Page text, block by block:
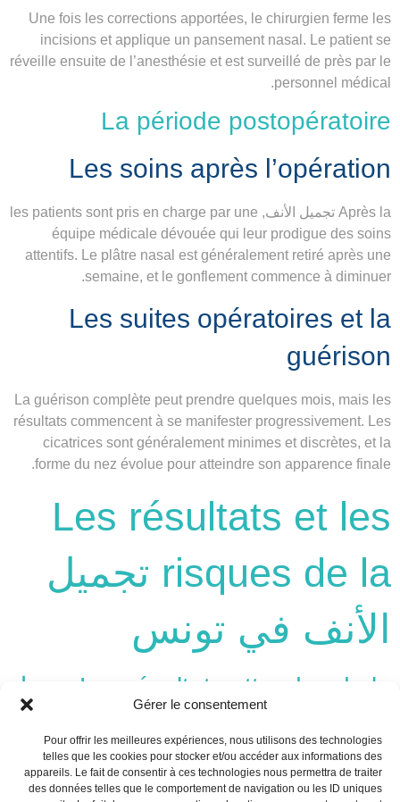
Gérer le consentement
Pour offrir les meilleures expériences, nous utilisons des technologies
telles que les cookies pour stocker et/ou accéder aux informations des
appareils. Le fait de consentir à ces technologies nous permettra de traiter
des données telles que le comportement de navigation ou les ID uniques
Une fois les corrections apportées, le chirurgien ferme les
incisions et applique un pansement nasal. Le patient se
réveille ensuite de l’anesthésie et est surveillé de près par le
personnel médical.
La période postopératoire
Les soins après l’opération
Après la تجميل الأنف, les patients sont pris en charge par une
équipe médicale dévouée qui leur prodigue des soins
attentifs. Le plâtre nasal est généralement retiré après une
semaine, et le gonflement commence à diminuer.
Les suites opératoires et la
guérison
La guérison complète peut prendre quelques mois, mais les
résultats commencent à se manifester progressivement. Les
cicatrices sont généralement minimes et discrètes, et la
forme du nez évolue pour atteindre son apparence finale.
Les résultats et les
risques de la تجميل
الأنف في تونس
Les résultats attendus de la تجميل
La تجميل الأنف في تونس peut produire des résultats
spectaculaires. Les patients constatent généralement une
amélioration significative de la forme de leur nez, ce qui a un